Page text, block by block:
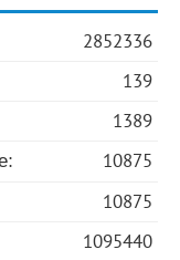
2852336
139
1389
10875
10875
1095440